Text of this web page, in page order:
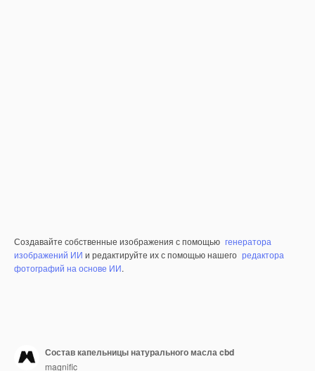
Создавайте собственные изображения с помощью генератора
изображений ИИ и редактируйте их с помощью нашего редактора
фотографий на основе ИИ.
Состав капельницы натурального масла cbd
magnific